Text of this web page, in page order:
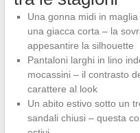
Una gonna midi in
una giacca corta – la
appesantire la silhouette
Pantaloni larghi in lino
mocassini – il contrasto
carattere al look
Un abito estivo sotto un
sandali chiusi – questa